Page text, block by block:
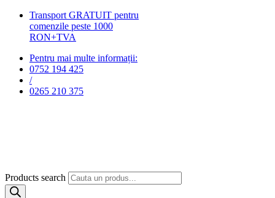
Transport GRATUIT pentru
comenzile peste 1000
RON+TVA
Pentru mai multe informații:
0752 194 425
/
0265 210 375
Products search